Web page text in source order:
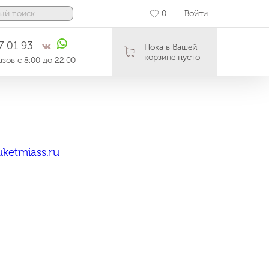
0 Войти
01 93
с 8:00 до 22:00
Пока в Вашей
корзине пусто